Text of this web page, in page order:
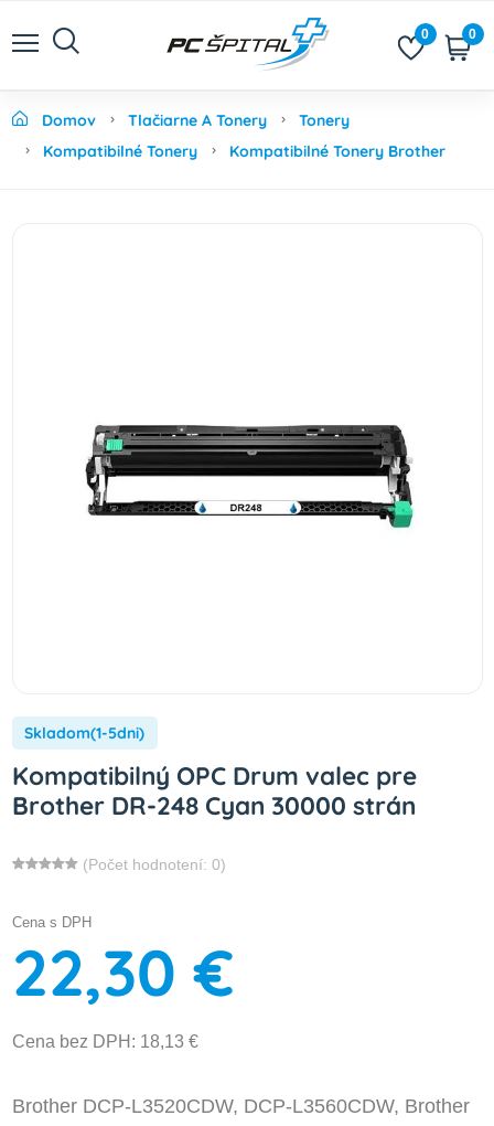
0 0
Domov Tlačiarne A Tonery
Tonery
Kompatibilné Tonery
Kompatibilné Tonery Brother
Skladom(1-5dni)
Kompatibilný OPC Drum valec pre
Brother DR-248 Cyan 30000 strán
(Počet hodnotení: 0)
Cena s DPH
22,30 €
Cena bez DPH: 18,13 €
Brother DCP-L3520CDW, DCP-L3560CDW, Brother